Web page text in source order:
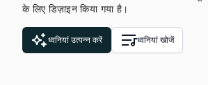
के लिए डिज़ाइन किया गया है।
ध्वनियां उत्पन्न करें ध्वनियां खोजें